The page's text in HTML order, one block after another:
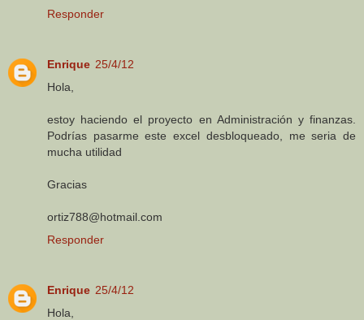
Responder
Enrique 25/4/12
Hola,
estoy haciendo el proyecto en Administración y finanzas.
Podrías pasarme este excel desbloqueado, me seria de
mucha utilidad
Gracias
ortiz788@hotmail.com
Responder
Enrique 25/4/12
Hola,